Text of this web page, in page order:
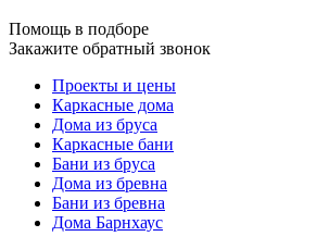
Помощь в подборе
Закажите обратный звонок
Проекты и цены
Каркасные дома
Дома из бруса
Каркасные бани
Бани из бруса
Дома из бревна
Бани из бревна
Дома Барнхаус